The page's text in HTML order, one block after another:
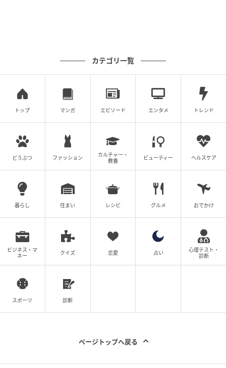
カテゴリ一覧
トップ マンガ エピソード エンタメ トレンド
どうぶつ ファッション
カルチャー・
教養
ビューティー ヘルスケア
暮らし 住まい レシピ グルメ おでかけ
ビジネス・マ
ネー
クイズ 恋愛 占い
心理テスト・
診断
スポーツ 診断
ページトップへ戻る